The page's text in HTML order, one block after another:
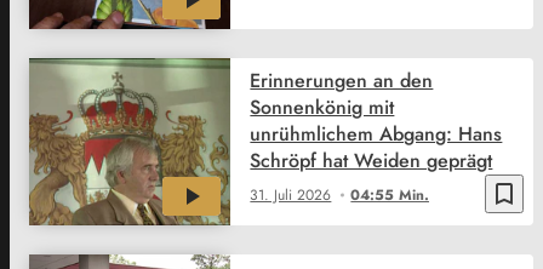
bookmark_border
31. Juli 2026 04:55 Min.
Erinnerungen an den
Sonnenkönig mit
unrühmlichem Abgang: Hans
Schröpf hat Weiden geprägt